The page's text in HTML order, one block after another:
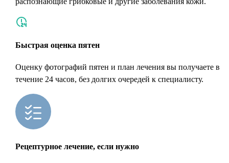
Быстрая оценка пятен
Оценку фотографий пятен и план лечения вы получаете в
течение 24 часов, без долгих очередей к специалисту.
Рецептурное лечение, если нужно